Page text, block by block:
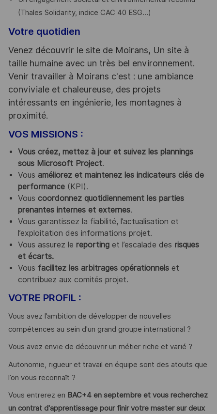
(Thales Solidarity, indice CAC 40 ESG…)
Votre quotidien
Venez découvrir le site de Moirans, Un site à
taille humaine avec un très bel environnement.
Venir travailler à Moirans c'est : une ambiance
conviviale et chaleureuse, des projets
intéressants en ingénierie, les montagnes à
proximité.
VOS MISSIONS :
Vous créez, mettez à jour et suivez les plannings
sous Microsoft Project.
Vous améliorez et maintenez les indicateurs clés de
performance(KPI).
Vous coordonnez quotidiennement les parties
prenantes internes et externes.
Vous garantissez la fiabilité, l’actualisation et
l’exploitation des informations projet.
Vous assurez le reporting et l’escalade des risques
et écarts.
Vous facilitez les arbitrages opérationnelset
contribuez aux comités projet.
VOTRE PROFIL :
Vous avez l’ambition de développer de nouvelles
compétences au sein d'un grand groupe international ?
Vous avez envie de découvrir un métier riche et varié ?
Autonomie, rigueur et travail en équipe sont des atouts que
l’on vous reconnaît ?
Vous entrerez en BAC+4 en septembre et vous recherchez
un contrat d'apprentissage pour finir votre master sur deux